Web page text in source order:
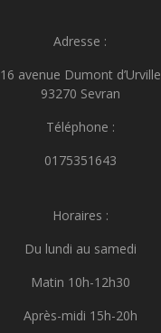
Adresse :
16 avenue Dumont d’Urville
93270 Sevran
Téléphone :
0175351643
Horaires :
Du lundi au samedi
Matin 10h-12h30
Après-midi 15h-20h